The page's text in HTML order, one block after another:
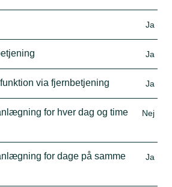
Ja
Ja
via fjernbetjening Ja
for hver dag og time
Nej
for dage på samme
Ja